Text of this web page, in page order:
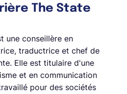
The State
une conseillère en
traductrice et chef de
Elle est titulaire d'une
et en communication
pour des sociétés